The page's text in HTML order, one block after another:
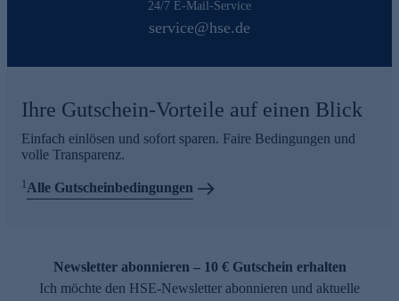
24/7 E-Mail-Service
service@hse.de
Ihre Gutschein-Vorteile auf einen Blick
Einfach einlösen und sofort sparen. Faire Bedingungen und
volle Transparenz.
1Alle Gutscheinbedingungen
Newsletter abonnieren – 10 € Gutschein erhalten
Ich möchte den HSE-Newsletter abonnieren und aktuelle